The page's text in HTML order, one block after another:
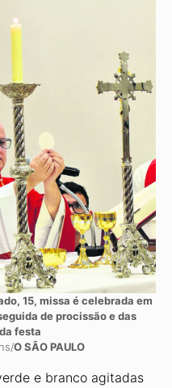
15, missa é celebrada em
de procissão e das
festa
O SÃO PAULO
e branco agitadas